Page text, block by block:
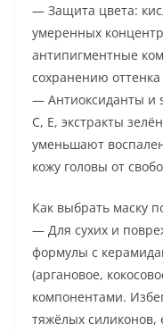
— Защита цвета:
умеренных
антипигментные
сохранению
— Антиоксиданты и
C, E, экстракты
уменьшают
кожу головы от
Как выбрать маску
— Для сухих и
формулы с
(аргановое,
компонентами.
тяжёлых силиконов,